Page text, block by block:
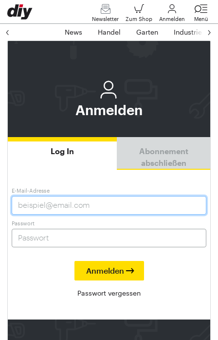
Newsletter Zum Shop Anmelden Menü
News Handel Garten Industrie
Anmelden
Log In
Abonnement
abschließen
E-Mail-Adresse
Passwort
Passwort vergessen